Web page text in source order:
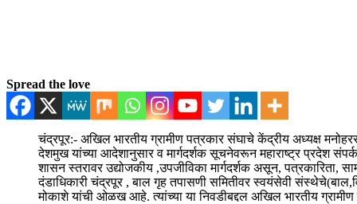
Spread the love
चंद्रपूर:- अखिल भारतीय ग्रामीण पत्रकार संघाचे केंद्रीय अध्यक्ष
देशमुख यांच्या आदेशानुसार व मार्गदर्शक सूचनेवरून महाराष्ट्र प्रदेश
शासन स्तरावर उद्योजकीय ,उपजीविका मार्गदर्शक असून, पत्रकारिता,
दंडाधिकारी चंद्रपूर , बाल गृह तपासणी समितीवर स्वयंसेवी
मोकाशे यांची ओळख आहे. त्यांच्या या निवडीबद्दल अखिल भारतीय